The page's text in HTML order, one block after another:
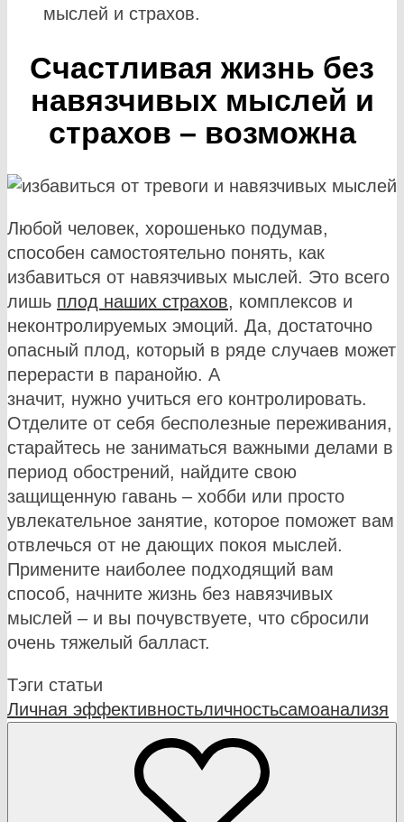
мыслей и страхов.
Счастливая жизнь без
навязчивых мыслей и
страхов – возможна
Любой человек, хорошенько подумав,
способен самостоятельно понять, как
избавиться от навязчивых мыслей. Это всего
лишь плод наших страхов, комплексов и
неконтролируемых эмоций. Да, достаточно
опасный плод, который в ряде случаев может
перерасти в паранойю. А
значит, нужно учиться его контролировать.
Отделите от себя бесполезные переживания,
старайтесь не заниматься важными делами в
период обострений, найдите свою
защищенную гавань – хобби или просто
увлекательное занятие, которое поможет вам
отвлечься от не дающих покоя мыслей.
Примените наиболее подходящий вам
способ, начните жизнь без навязчивых
мыслей – и вы почувствуете, что сбросили
очень тяжелый балласт.
Тэги статьи
Личная эффективностьличностьсамоанализя